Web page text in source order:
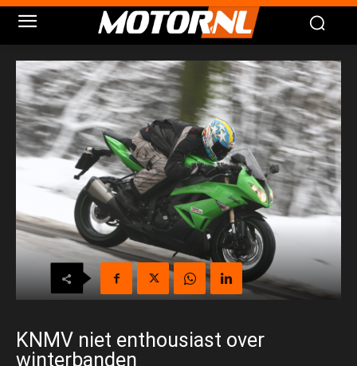
KNMV niet enthousiast over
winterbanden